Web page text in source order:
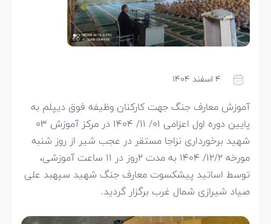
۴ اسفند ۱۴۰۴
آموزش معارف جنگ جهت کارکنان وظیفه فوق دیپلم به
پایین دوره اول اعزامی ۰۱/ ۱۱/ ۱۴۰۴ در مرکز آموزش ۰۳
شهید برخورداری نزاجا مستقر در عجب شیر از روز شنبه
مورخه ۱۲/۲/ ۱۴۰۴ به مدت ۲روز در ۱۱ ساعت آموزشی،
توسط اساتید پیشکسوت معارف جنگ شهید سپهبد علی
صیاد شیرازی شمال غرب برگزار گردید.